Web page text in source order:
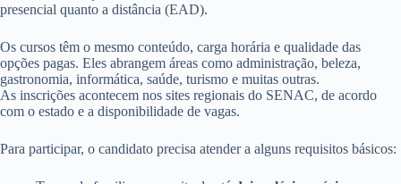
presencial quanto a distância (EAD).
Os cursos têm o mesmo conteúdo, carga horária e qualidade das
opções pagas. Eles abrangem áreas como administração, beleza,
gastronomia, informática, saúde, turismo e muitas outras.
As inscrições acontecem nos sites regionais do SENAC, de acordo
com o estado e a disponibilidade de vagas.
Para participar, o candidato precisa atender a alguns requisitos básicos: